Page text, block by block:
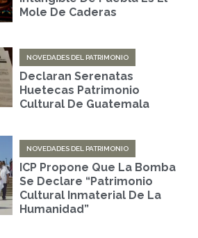
Mole De Caderas
NOVEDADES DEL PATRIMONIO
Declaran Serenatas
Huetecas Patrimonio
Cultural De Guatemala
NOVEDADES DEL PATRIMONIO
ICP Propone Que La Bomba
Se Declare “Patrimonio
Cultural Inmaterial De La
Humanidad”